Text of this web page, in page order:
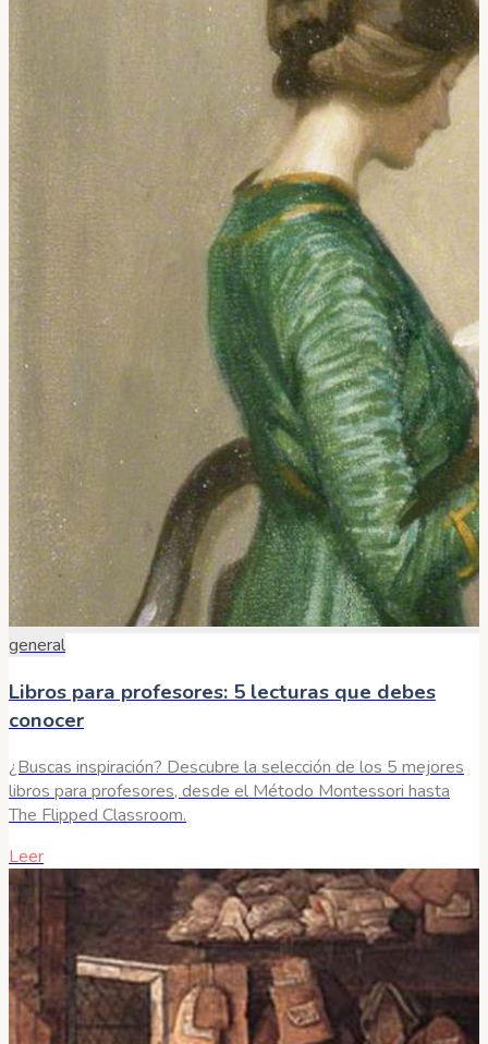
general
Libros para profesores: 5 lecturas que debes
conocer
¿Buscas inspiración? Descubre la selección de los 5 mejores
libros para profesores, desde el Método Montessori hasta
The Flipped Classroom.
Leer